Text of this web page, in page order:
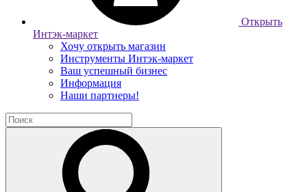
Открыть
Интэк-маркет
Хочу открыть магазин
Инструменты Интэк-маркет
Ваш успешный бизнес
Информация
Наши партнеры!